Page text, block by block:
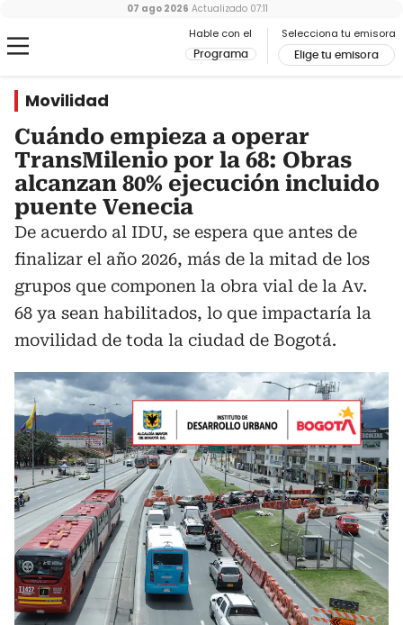
Hable con el
Programa
Selecciona tu emisora
Elige tu emisora
07 ago 2026 Actualizado 07:11
Movilidad
Cuándo empieza a operar
TransMilenio por la 68: Obras
alcanzan 80% ejecución incluido
puente Venecia
De acuerdo al IDU, se espera que antes de
finalizar el año 2026, más de la mitad de los
grupos que componen la obra vial de la Av.
68 ya sean habilitados, lo que impactaría la
movilidad de toda la ciudad de Bogotá.